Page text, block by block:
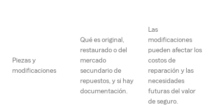
Piezas y
modificaciones
Qué es original,
restaurado o del
mercado
secundario de
repuestos, y si hay
documentación.
Las
modificaciones
pueden afectar los
costos de
reparación y las
necesidades
futuras del valor
de seguro.